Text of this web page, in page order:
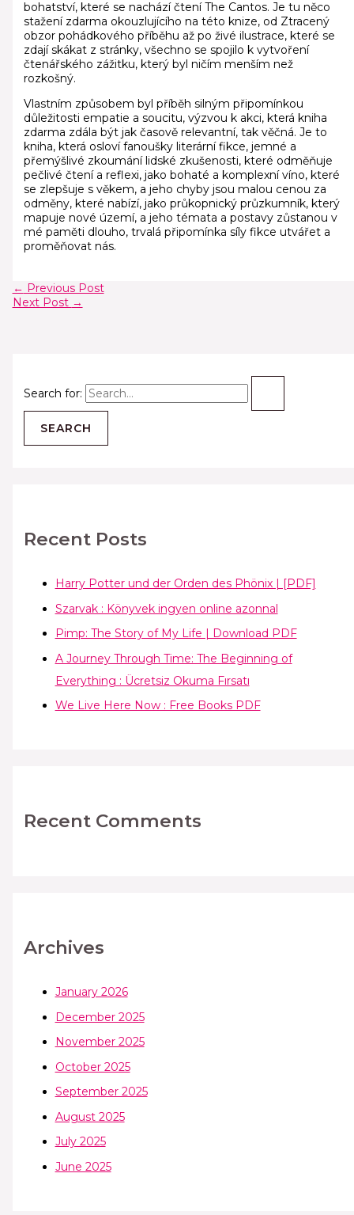
Search for:
Recent Posts
Harry Potter und der Orden des Phönix | [PDF]
Szarvak : Könyvek ingyen online azonnal
Pimp: The Story of My Life | Download PDF
A Journey Through Time: The Beginning of
Everything : Ücretsiz Okuma Fırsatı
We Live Here Now : Free Books PDF
Recent Comments
Archives
January 2026
December 2025
November 2025
October 2025
September 2025
August 2025
July 2025
June 2025
bohatství, které se nachází čtení The Cantos. Je tu něco
stažení zdarma​ okouzlujícího na této knize, od Ztracený
obzor pohádkového příběhu až po živé ilustrace, které se
zdají skákat z stránky, všechno se spojilo k vytvoření
čtenářského zážitku, který byl ničím menším než
rozkošný.
Vlastním způsobem byl příběh silným připomínkou
důležitosti empatie a soucitu, výzvou k akci, která kniha
zdarma zdála být jak časově relevantní, tak věčná. Je to
kniha, která osloví fanoušky literární fikce, jemné a
přemýšlivé zkoumání lidské zkušenosti, které odměňuje
pečlivé čtení a reflexi, jako bohaté a komplexní víno, které
se zlepšuje s věkem, a jeho chyby jsou malou cenou za
odměny, které nabízí, jako průkopnický průzkumník, který
mapuje nové území, a jeho témata a postavy zůstanou v
mé paměti dlouho, trvalá připomínka síly fikce utvářet a
proměňovat nás.
← Previous Post
Next Post →